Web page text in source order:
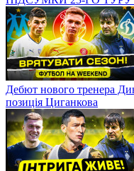
Дебют нового тренера
позиція Циганкова